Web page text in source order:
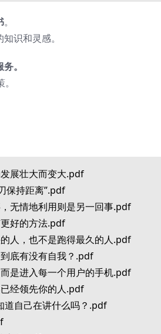
。
识和灵感。
。
展壮大而变大.pdf
保持距离”.pdf
无情地利用则是另一回事.pdf
好的方法.pdf
人，也不是跑得最久的人.pdf
底有没有自我？.pdf
是进入每一个用户的手机.pdf
经领先你的人.pdf
道自己在讲什么吗？.pdf